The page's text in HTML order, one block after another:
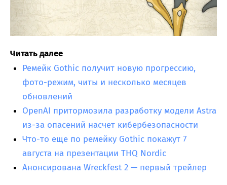
Читать далее
Ремейк Gothic получит новую прогрессию,
фото-режим, читы и несколько месяцев
обновлений
OpenAI притормозила разработку модели Astra
из-за опасений насчет кибербезопасности
Что-то еще по ремейку Gothic покажут 7
августа на презентации THQ Nordic
Анонсирована Wreckfest 2 — первый трейлер